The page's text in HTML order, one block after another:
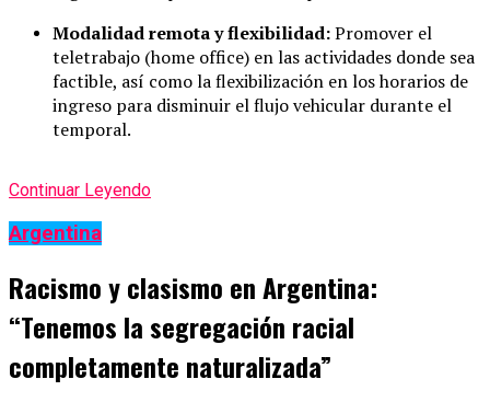
Modalidad remota y flexibilidad:Promover el
teletrabajo (home office) en las actividades donde sea
factible, así como la flexibilización en los horarios de
ingreso para disminuir el flujo vehicular durante el
temporal.
Continuar Leyendo
Argentina
Racismo y clasismo en Argentina:
“Tenemos la segregación racial
completamente naturalizada”